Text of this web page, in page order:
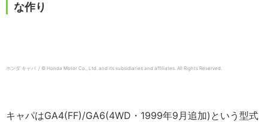
な作り
ホンダ キャパ / © Honda Motor Co., Ltd. and its subsidiaries and affiliates. All Rights Reserved.
キャパはGA4(FF)/GA6(4WD・1999年9月追加)という型式